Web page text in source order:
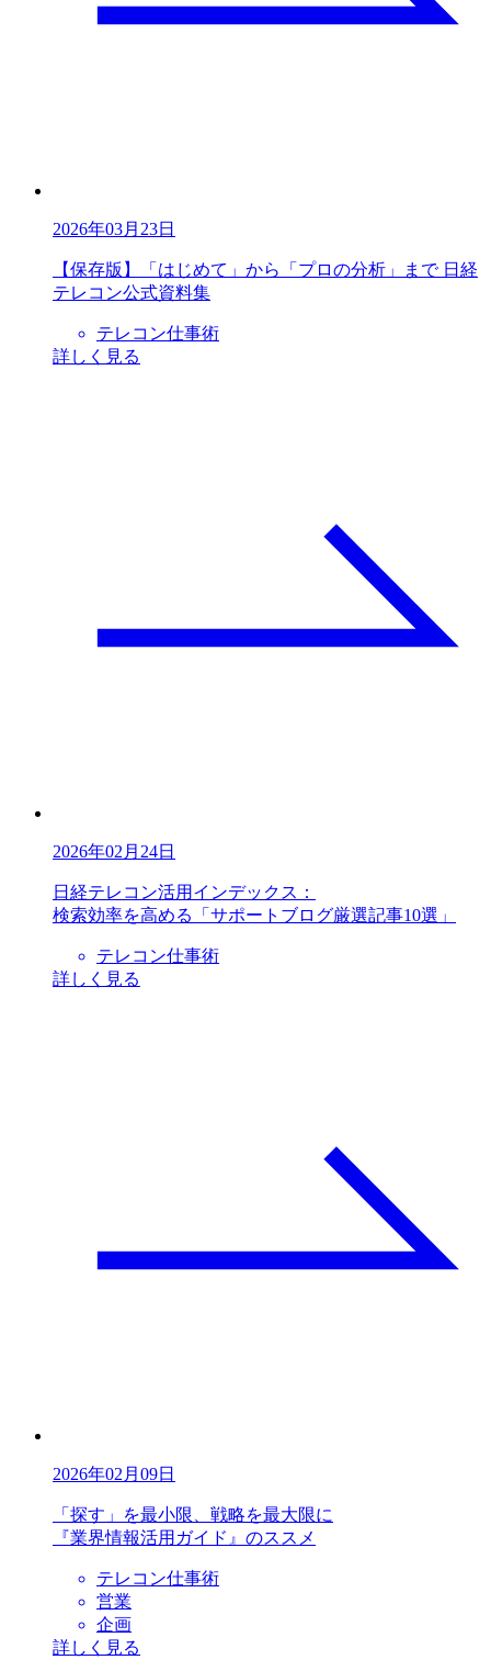
2026年03月23日
【保存版】「はじめて」から「プロの分析」まで 日経
テレコン公式資料集
テレコン仕事術
詳しく見る
2026年02月24日
日経テレコン活用インデックス：
検索効率を高める「サポートブログ厳選記事10選」
テレコン仕事術
詳しく見る
2026年02月09日
「探す」を最小限、戦略を最大限に
『業界情報活用ガイド』のススメ
テレコン仕事術
営業
企画
詳しく見る